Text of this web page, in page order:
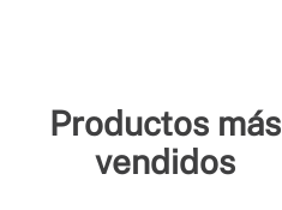
Productos más
vendidos